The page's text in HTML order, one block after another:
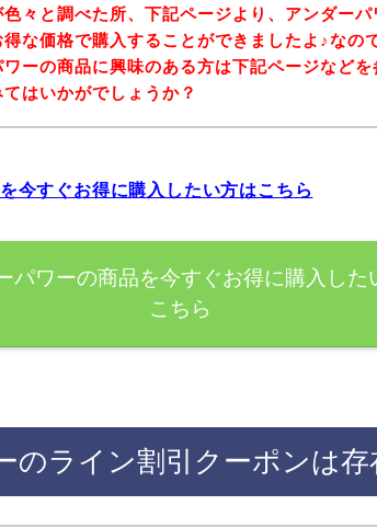
色々と調べた所、下記ページより、アンダーパ
得な価格で購入することができましたよ♪なの
ワーの商品に興味のある方は下記ページなどを
てはいかがでしょうか？
今すぐお得に購入したい方はこちら
パワーの商品を今すぐお得に購入した
こちら
のライン割引クーポンは存